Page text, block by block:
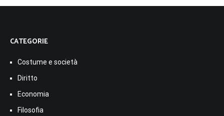
CATEGORIE
Costume e società
Diritto
Economia
Filosofia